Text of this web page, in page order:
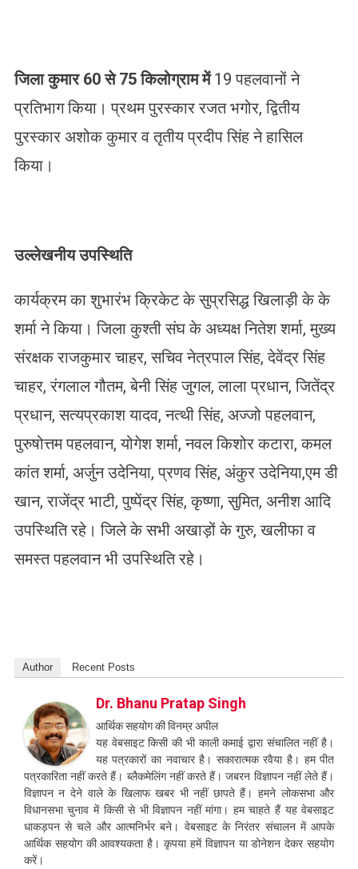
जिला कुमार 60से 75किलोग्राम में19 पहलवानों ने
प्रतिभाग किया। प्रथम पुरस्कार रजत भगोर, द्वितीय
पुरस्कार अशोक कुमार व तृतीय प्रदीप सिंह ने हासिल
किया।
उल्लेखनीय उपस्थिति
कार्यक्रम का शुभारंभ क्रिकेट के सुप्रसिद्ध खिलाड़ी के के
शर्मा ने किया। जिला कुश्ती संघ के अध्यक्ष नितेश शर्मा, मुख्य
संरक्षक राजकुमार चाहर, सचिव नेत्रपाल सिंह, देवेंद्र सिंह
चाहर, रंगलाल गौतम, बेनी सिंह जुगल, लाला प्रधान, जितेंद्र
प्रधान, सत्यप्रकाश यादव, नत्थी सिंह, अज्जो पहलवान,
पुरुषोत्तम पहलवान, योगेश शर्मा, नवल किशोर कटारा, कमल
कांत शर्मा, अर्जुन उदेनिया, प्रणव सिंह, अंकुर उदेनिया,एम डी
खान, राजेंद्र भाटी, पुष्पेंद्र सिंह, कृष्णा, सुमित, अनीश आदि
उपस्थिति रहे। जिले के सभी अखाड़ों के गुरु, खलीफा व
समस्त पहलवान भी उपस्थिति रहे।
Author Recent Posts
Dr. Bhanu Pratap Singh
आर्थिक सहयोग की विनम्र अपील
यह वेबसाइट किसी की भी काली कमाई द्वारा संचालित नहीं है।
यह पत्रकारों का नवाचार है। सकारात्मक रवैया है। हम पीत
पत्रकारिता नहीं करते हैं। ब्लैकमेलिंग नहीं करते हैं। जबरन विज्ञापन नहीं लेते हैं।
विज्ञापन न देने वाले के खिलाफ खबर भी नहीं छापते हैं। हमने लोकसभा और
विधानसभा चुनाव में किसी से भी विज्ञापन नहीं मांगा। हम चाहते हैं यह वेबसाइट
धाकड़पन से चले और आत्मनिर्भर बने। वेबसाइट के निरंतर संचालन में आपके
आर्थिक सहयोग की आवश्यकता है। कृपया हमें विज्ञापन या डोनेशन देकर सहयोग
करें।